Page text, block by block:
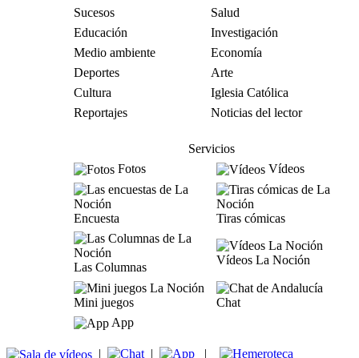
Sucesos
Salud
Educación
Investigación
Medio ambiente
Economía
Deportes
Arte
Cultura
Iglesia Católica
Reportajes
Noticias del lector
Servicios
Fotos
Vídeos
Encuesta Tiras cómicas
Las Columnas
Vídeos La Noción
Mini juegos
Chat
App
| | |